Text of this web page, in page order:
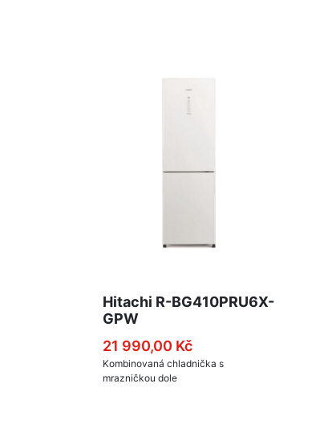
Hitachi R-BG410PRU6X-
GPW
21 990,00 Kč
Kombinovaná chladnička s
mrazničkou dole